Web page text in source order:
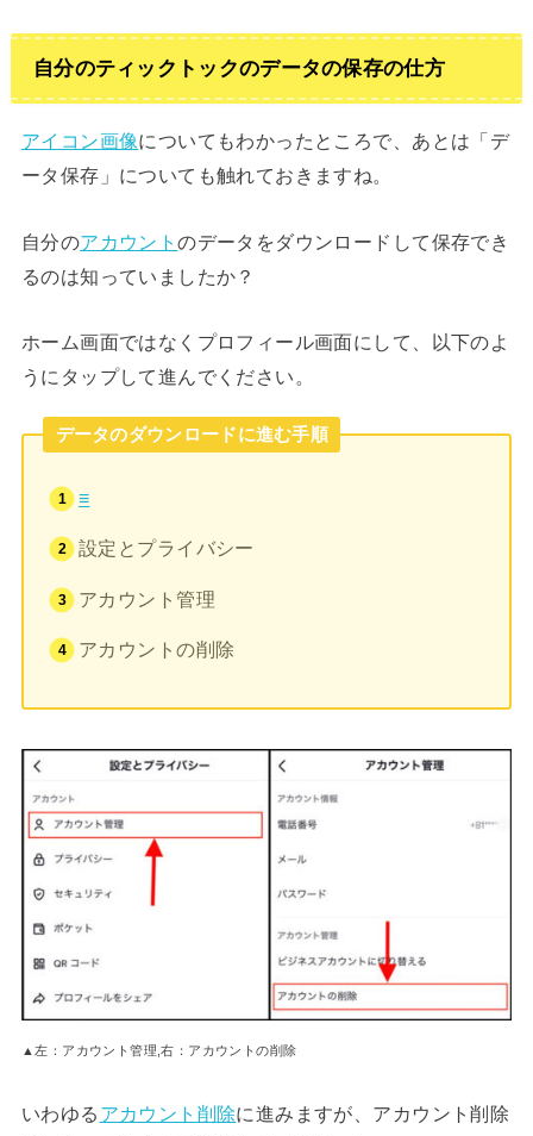
自分のティックトックのデータの保存の仕方
アイコン画像についてもわかったところで、あとは「デ
ータ保存」についても触れておきますね。
自分のアカウントのデータをダウンロードして保存でき
るのは知っていましたか？
ホーム画面ではなくプロフィール画面にして、以下のよ
うにタップして進んでください。
データのダウンロードに進む手順
≡
設定とプライバシー
アカウント管理
アカウントの削除
▲左：アカウント管理,右：アカウントの削除
いわゆる アカウント削除に進みますが、アカウント削除